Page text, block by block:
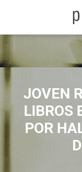
JOVEN
LIBROS
POR